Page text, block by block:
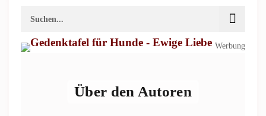
Werbung
Über den Autoren